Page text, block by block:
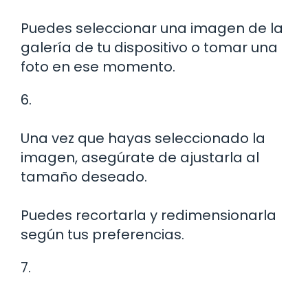
Puedes seleccionar una imagen de la
galería de tu dispositivo o tomar una
foto en ese momento.
6.
Una vez que hayas seleccionado la
imagen, asegúrate de ajustarla al
tamaño deseado.
Puedes recortarla y redimensionarla
según tus preferencias.
7.